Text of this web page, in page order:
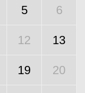
5 6
12 13
19 20